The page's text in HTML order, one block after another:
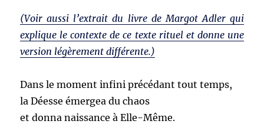
(Voir aussi l’extrait du livre de Margot Adler qui
explique le contexte de ce texte rituel et donne une
version légèrement différente.)
Dans le moment infini précédant tout temps,
la Déesse émergea du chaos
et donna naissance à Elle-Même.